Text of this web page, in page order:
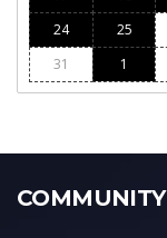
24
25
31
1
COMMUNITY